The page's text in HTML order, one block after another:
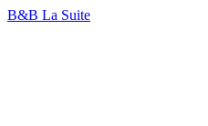
B&B La Suite